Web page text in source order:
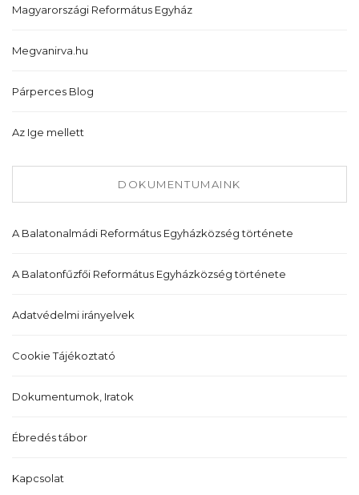
Magyarországi Református Egyház
Megvanirva.hu
Párperces Blog
Az Ige mellett
DOKUMENTUMAINK
A Balatonalmádi Református Egyházközség története
A Balatonfűzfői Református Egyházközség története
Adatvédelmi irányelvek
Cookie Tájékoztató
Dokumentumok, Iratok
Ébredés tábor
Kapcsolat